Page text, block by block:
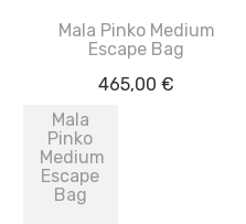
Mala Pinko Medium
Escape Bag
465,00€
Mala
Pinko
Medium
Escape
Bag